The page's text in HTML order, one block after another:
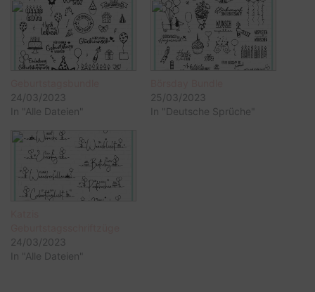
24/03/2023
In "Alle Dateien"
25/03/2023
In "Deutsche Sprüche"
24/03/2023
In "Alle Dateien"